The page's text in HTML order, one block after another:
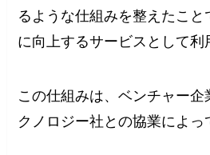
るような仕組みを整えたこ
に向上するサービスとして利
この仕組みは、ベンチャー
クノロジー社との協業によっ